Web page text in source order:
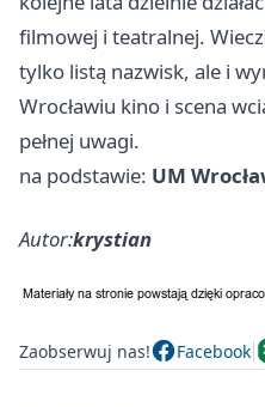
filmowej i teatralnej.
tylko listą nazwisk, ale i
Wrocławiu kino i scena
pełnej uwagi.
na podstawie: UM
Autor:krystian
Zaobserwuj nas! Facebook